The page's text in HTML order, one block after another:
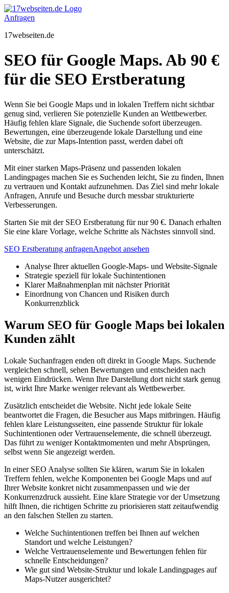
Zum
Inhalt
Anfragen
17webseiten.de
SEO für Google Maps. Ab 90 €
für die SEO Erstberatung
Wenn Sie bei Google Maps und in lokalen Treffern nicht sichtbar
genug sind, verlieren Sie potenzielle Kunden an Wettbewerber.
Häufig fehlen klare Signale, die Suchende sofort überzeugen.
Bewertungen, eine überzeugende lokale Darstellung und eine
Website, die zur Maps-Intention passt, werden dabei oft
unterschätzt.
Mit einer starken Maps-Präsenz und passenden lokalen
Landingpages machen Sie es Suchenden leicht, Sie zu finden, Ihnen
zu vertrauen und Kontakt aufzunehmen. Das Ziel sind mehr lokale
Anfragen, Anrufe und Besuche durch messbar strukturierte
Verbesserungen.
Starten Sie mit der SEO Erstberatung für nur 90 €. Danach erhalten
Sie eine klare Vorlage, welche Schritte als Nächstes sinnvoll sind.
SEO Erstberatung anfragenAngebot ansehen
Analyse Ihrer aktuellen Google-Maps- und Website-Signale
Strategie speziell für lokale Suchintentionen
Klarer Maßnahmenplan mit nächster Priorität
Einordnung von Chancen und Risiken durch
Konkurrenzblick
Warum SEO für Google Maps bei lokalen
Kunden zählt
Lokale Suchanfragen enden oft direkt in Google Maps. Suchende
vergleichen schnell, sehen Bewertungen und entscheiden nach
wenigen Eindrücken. Wenn Ihre Darstellung dort nicht stark genug
ist, wirkt Ihre Marke weniger relevant als Wettbewerber.
Zusätzlich entscheidet die Website. Nicht jede lokale Seite
beantwortet die Fragen, die Besucher aus Maps mitbringen. Häufig
fehlen klare Leistungsseiten, eine passende Struktur für lokale
Suchintentionen oder Vertrauenselemente, die schnell überzeugt.
Das führt zu weniger Kontaktmomenten und mehr Absprüngen,
selbst wenn Sie angezeigt werden.
In einer SEO Analyse sollten Sie klären, warum Sie in lokalen
Treffern fehlen, welche Komponenten bei Google Maps und auf
Ihrer Website konkret nicht zusammenpassen und wie der
Konkurrenzdruck aussieht. Eine klare Strategie vor der Umsetzung
hilft Ihnen, die richtigen Schritte zu priorisieren statt zeitaufwendig
an den falschen Stellen zu starten.
Welche Suchintentionen treffen bei Ihnen auf welchen
Standort und welche Leistungen?
Welche Vertrauenselemente und Bewertungen fehlen für
schnelle Entscheidungen?
Wie gut sind Website-Struktur und lokale Landingpages auf
Maps-Nutzer ausgerichtet?